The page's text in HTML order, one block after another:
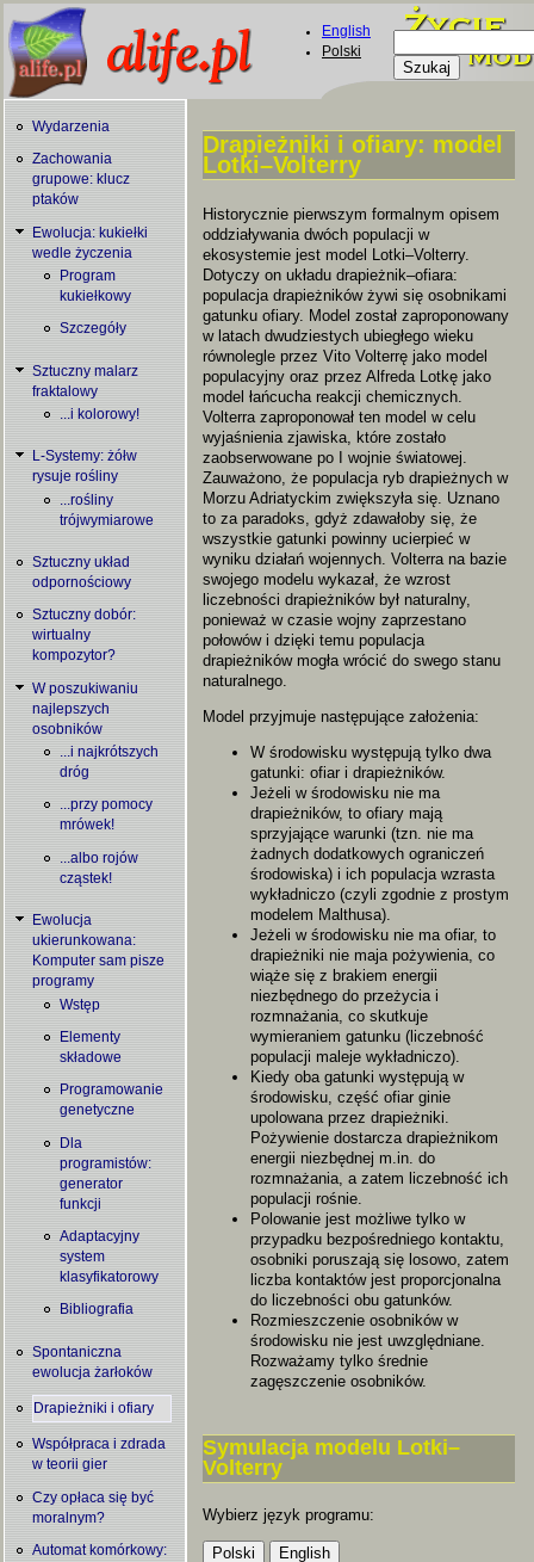
Skip to main content
English
Polski
Formularz
Wydarzenia
Zachowania
grupowe: klucz
ptaków
Ewolucja: kukiełki
wedle życzenia
Program
kukiełkowy
Szczegóły
Sztuczny malarz
fraktalowy
...i kolorowy!
L-Systemy: żółw
rysuje rośliny
...rośliny
trójwymiarowe
Sztuczny układ
odpornościowy
Sztuczny dobór:
wirtualny
kompozytor?
W poszukiwaniu
najlepszych
osobników
...i najkrótszych
dróg
...przy pomocy
mrówek!
...albo rojów
cząstek!
Ewolucja
ukierunkowana:
Komputer sam pisze
programy
Wstęp
Elementy
składowe
Programowanie
genetyczne
Dla
programistów:
generator
funkcji
Adaptacyjny
system
klasyfikatorowy
Bibliografia
Spontaniczna
ewolucja żarłoków
Drapieżniki i ofiary
Współpraca i zdrada
w teorii gier
Czy opłaca się być
moralnym?
Automat komórkowy:
You are here
Drapieżniki i ofiary: model
Lotki–Volterry
Historycznie pierwszym formalnym opisem
oddziaływania dwóch populacji w
ekosystemie jest model Lotki–Volterry.
Dotyczy on układu drapieżnik–ofiara:
populacja drapieżników żywi się osobnikami
gatunku ofiary. Model został zaproponowany
w latach dwudziestych ubiegłego wieku
równolegle przez Vito Volterrę jako model
populacyjny oraz przez Alfreda Lotkę jako
model łańcucha reakcji chemicznych.
Volterra zaproponował ten model w celu
wyjaśnienia zjawiska, które zostało
zaobserwowane po I wojnie światowej.
Zauważono, że populacja ryb drapieżnych w
Morzu Adriatyckim zwiększyła się. Uznano
to za paradoks, gdyż zdawałoby się, że
wszystkie gatunki powinny ucierpieć w
wyniku działań wojennych. Volterra na bazie
swojego modelu wykazał, że wzrost
liczebności drapieżników był naturalny,
ponieważ w czasie wojny zaprzestano
połowów i dzięki temu populacja
drapieżników mogła wrócić do swego stanu
naturalnego.
Model przyjmuje następujące założenia:
W środowisku występują tylko dwa
gatunki: ofiar i drapieżników.
Jeżeli w środowisku nie ma
drapieżników, to ofiary mają
sprzyjające warunki (tzn. nie ma
żadnych dodatkowych ograniczeń
środowiska) i ich populacja wzrasta
wykładniczo (czyli zgodnie z prostym
modelem Malthusa).
Jeżeli w środowisku nie ma ofiar, to
drapieżniki nie maja pożywienia, co
wiąże się z brakiem energii
niezbędnego do przeżycia i
rozmnażania, co skutkuje
wymieraniem gatunku (liczebność
populacji maleje wykładniczo).
Kiedy oba gatunki występują w
środowisku, część ofiar ginie
upolowana przez drapieżniki.
Pożywienie dostarcza drapieżnikom
energii niezbędnej m.in. do
rozmnażania, a zatem liczebność ich
populacji rośnie.
Polowanie jest możliwe tylko w
przypadku bezpośredniego kontaktu,
osobniki poruszają się losowo, zatem
liczba kontaktów jest proporcjonalna
do liczebności obu gatunków.
Rozmieszczenie osobników w
środowisku nie jest uwzględniane.
Rozważamy tylko średnie
zagęszczenie osobników.
Symulacja modelu Lotki–
Volterry
Wybierz język programu: